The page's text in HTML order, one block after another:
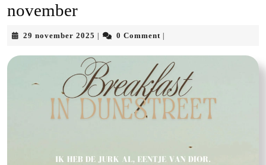
november
29 november 2025 29
2025
0 Comment